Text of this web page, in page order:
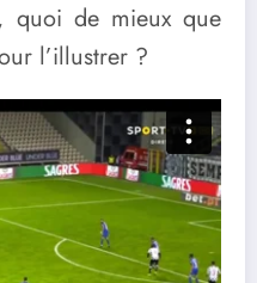
quoi de mieux que
l’illustrer ?